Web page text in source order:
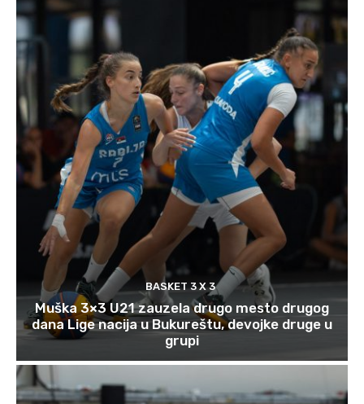
BASKET 3 X 3
Muška 3×3 U21 zauzela drugo mesto drugog
dana Lige nacija u Bukureštu, devojke druge u
grupi